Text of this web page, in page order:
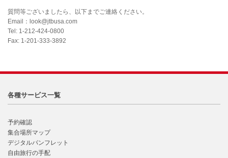
質問等ございましたら、以下までご連絡ください。
Email：look@jtbusa.com
Tel: 1-212-424-0800
Fax: 1-201-333-3892
各種サービス一覧
予約確認
集合場所マップ
デジタルパンフレット
自由旅行の手配